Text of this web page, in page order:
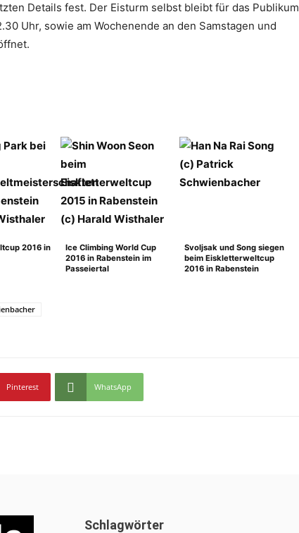
Details fest. Der Eisturm selbst bleibt für das Publikum
Uhr, sowie am Wochenende an den Samstagen und
2016 in
Ice Climbing World Cup
2016 in Rabenstein im
Passeiertal
Svoljsak und Song siegen
beim Eiskletterweltcup
2016 in Rabenstein
Pinterest WhatsApp
Schlagwörter